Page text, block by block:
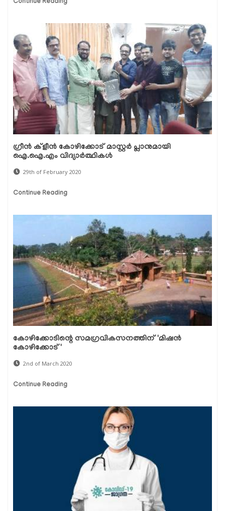
Continue Reading
ഗ്രീന്‍ ക്ളീന്‍ കോഴിക്കോട് മാസ്റ്റര്‍ പ്ലാനുമായി
ഐ.ഐ.എം വിദ്യാര്‍ത്ഥികള്‍
29th of February 2020
Continue Reading
കോഴിക്കോടിന്റെ സമഗ്രവികസനത്തിന് 'മിഷന്‍
കോഴിക്കോട്'
2nd of March 2020
Continue Reading